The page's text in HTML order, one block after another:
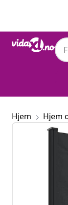
Hjem Hjem